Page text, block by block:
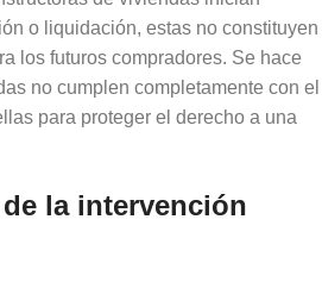
o liquidación, estas no constituyen
los futuros compradores. Se hace
no cumplen completamente con el
para proteger el derecho a una
la intervención